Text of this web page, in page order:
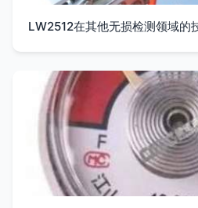
LW2512在其他无损检测领域的